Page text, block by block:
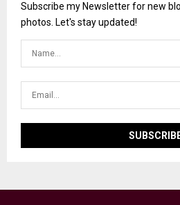
Subscribe my Newsletter for new
photos. Let's stay updated!